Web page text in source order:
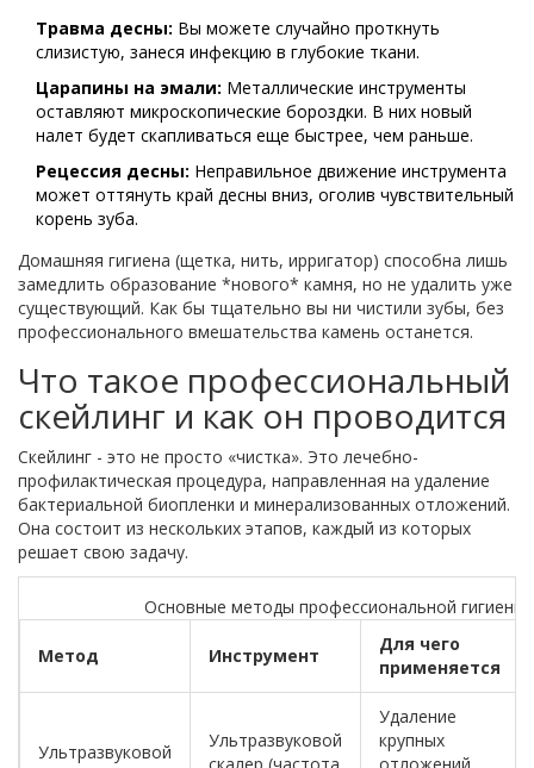
Травма десны: Вы можете случайно проткнуть
слизистую, занеся инфекцию в глубокие ткани.
Царапины на эмали: Металлические инструменты
оставляют микроскопические бороздки. В них новый
налет будет скапливаться еще быстрее, чем раньше.
Рецессия десны: Неправильное движение инструмента
может оттянуть край десны вниз, оголив чувствительный
корень зуба.
Домашняя гигиена (щетка, нить, ирригатор) способна лишь
замедлить образование *нового* камня, но не удалить уже
существующий. Как бы тщательно вы ни чистили зубы, без
профессионального вмешательства камень останется.
Что такое профессиональный
скейлинг и как он проводится
Скейлинг - это не просто «чистка». Это лечебно-
профилактическая процедура, направленная на удаление
бактериальной биопленки и минерализованных отложений.
Она состоит из нескольких этапов, каждый из которых
решает свою задачу.
Основные методы профессиональной гигиены
Метод Инструмент
Для чего
применяется
Ультразвуковой
Ультразвуковой
Удаление
крупных